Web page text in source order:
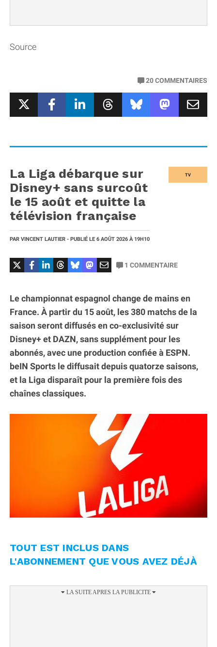
Source
20COMMENTAIRES
TV
La Liga débarque sur
Disney+ sans surcoût
le 15 août et quitte la
télévision française
PAR VINCENT LAUTIER - PUBLIÉ LE 6 AOÛT 2026 À 19H10
1 COMMENTAIRE
Le championnat espagnol change de mains en
France. À partir du 15 août, les 380 matchs de la
saison seront diffusés en co-exclusivité sur
Disney+ et DAZN, sans supplément pour les
abonnés, avec une production confiée à ESPN.
beIN Sports le diffusait depuis quatorze saisons,
et la Liga disparaît pour la première fois des
chaînes classiques.
TOUT EST INCLUS DANS
L'ABONNEMENT QUE VOUS AVEZ DÉJÀ